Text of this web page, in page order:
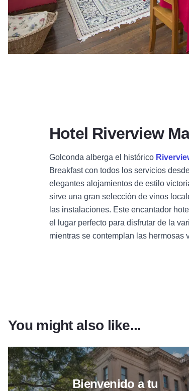
Hotel Riverview
Golconda alberga el histórico
Breakfast con todos los servicios
elegantes alojamientos de estilo
sirve una gran selección de vinos
las instalaciones. Este encantador
el lugar perfecto para disfrutar de la
mientras se contemplan las hermosas
You might also like...
Bienvenido a tu
Más información